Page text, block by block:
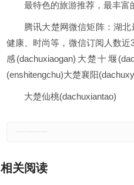
最特色的旅游推荐，最丰富
腾讯大楚网微信矩阵：湖
健康、时尚等，微信订阅人数
感(dachuxiaogan)大楚十堰
(enshitengchu)大楚襄阳
大楚仙桃(dachuxiantao)
相关阅读